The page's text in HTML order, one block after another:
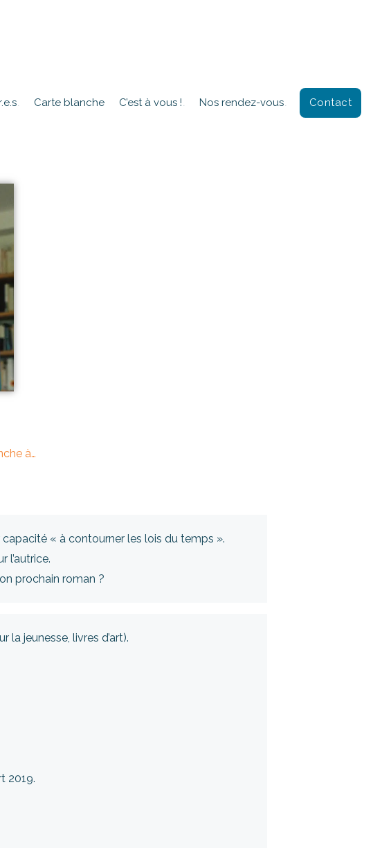
Carte blanche C’est à vous ! Nos rendez-vous Contact
à…
« à contourner les lois du temps ».
l’autrice.
prochain roman ?
jeunesse, livres d’art).
2019.